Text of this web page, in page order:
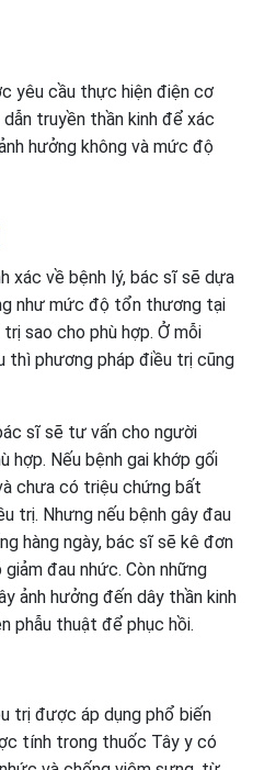
yêu cầu thực hiện điện cơ
truyền thần kinh để xác
hưởng không và mức độ
xác về bệnh lý, bác sĩ sẽ dựa
như mức độ tổn thương tại
sao cho phù hợp. Ở mỗi
thì phương pháp điều trị cũng
sĩ sẽ tư vấn cho người
hợp. Nếu bệnh gai khớp gối
chưa có triệu chứng bất
trị. Nhưng nếu bệnh gây đau
hàng ngày, bác sĩ sẽ kê đơn
đau nhức. Còn những
ảnh hưởng đến dây thần kinh
phẫu thuật để phục hồi.
trị được áp dụng phổ biến
tính trong thuốc Tây y có